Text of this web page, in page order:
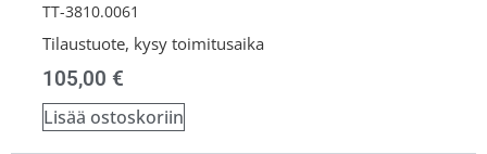
TT-3810.0061
Tilaustuote, kysy toimitusaika
105,00 €
Lisää ostoskoriin